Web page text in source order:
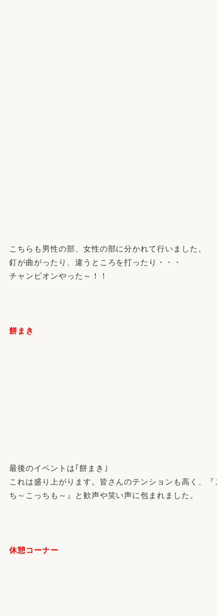
こちらも男性の部、女性の部に分かれて行いました。
釘が曲がったり、違うところを打ったり・・・
チャンピオンやった～！！
餅まき
最後のイベントは｢餅まき｣
これは盛り上がります。皆さんのテンションも高く、『
ち～こっちも～』と歓声や笑い声に包まれました。
休憩コーナー